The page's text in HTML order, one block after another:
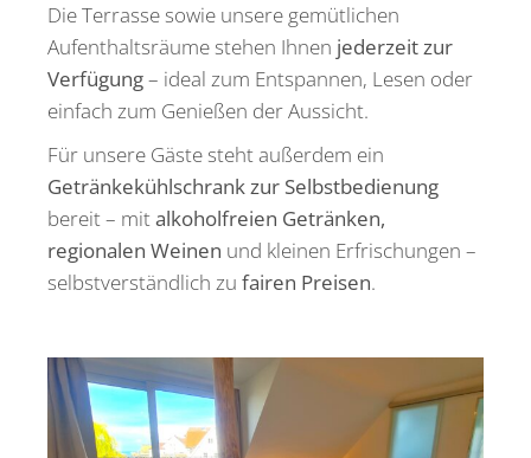
Die Terrasse sowie unsere gemütlichen
Aufenthaltsräume stehen Ihnen jederzeit zur
Verfügung– ideal zum Entspannen, Lesen oder
einfach zum Genießen der Aussicht.
Für unsere Gäste steht außerdem ein
Getränkekühlschrank zur Selbstbedienung
bereit – mitalkoholfreien Getränken,
regionalen Weinen und kleinen Erfrischungen –
selbstverständlich zufairen Preisen.